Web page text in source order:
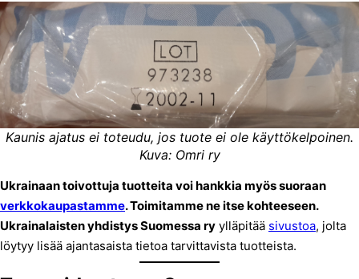
Kaunis ajatus ei toteudu, jos tuote ei ole käyttökelpoinen.
Kuva: Omri ry
Ukrainaan toivottuja tuotteita voi hankkia myös suoraan
verkkokaupastamme. Toimitamme ne itse kohteeseen.
Ukrainalaisten yhdistys Suomessa ry ylläpitää sivustoa, jolta
löytyy lisää ajantasaista tietoa tarvittavista tuotteista.